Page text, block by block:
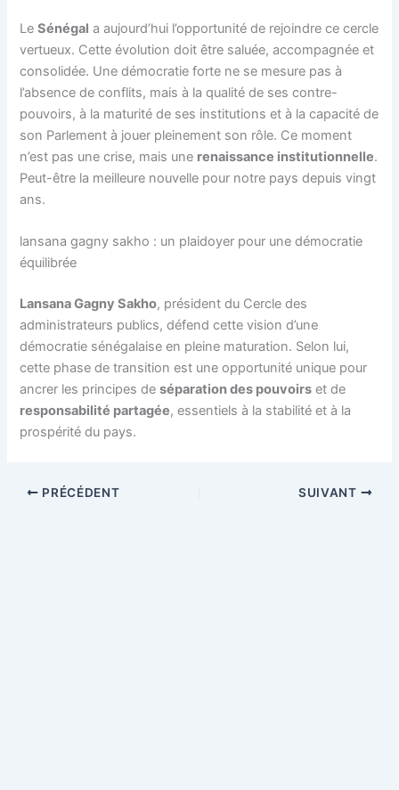
LeSénégal a aujourd’hui l’opportunité de rejoindre ce cercle
vertueux. Cette évolution doit être saluée, accompagnée et
consolidée. Une démocratie forte ne se mesure pas à
l’absence de conflits, mais à la qualité de ses contre-
pouvoirs, à la maturité de ses institutions et à la capacité de
son Parlement à jouer pleinement son rôle. Ce moment
n’est pas une crise, mais une renaissance institutionnelle.
Peut-être la meilleure nouvelle pour notre pays depuis vingt
ans.
lansana gagny sakho : un plaidoyer pour une démocratie
équilibrée
Lansana Gagny Sakho, président du Cercle des
administrateurs publics, défend cette vision d’une
démocratie sénégalaise en pleine maturation. Selon lui,
cette phase de transition est une opportunité unique pour
ancrer les principes deséparation des pouvoirs et de
responsabilité partagée, essentiels à la stabilité et à la
prospérité du pays.
PRÉCÉDENT SUIVANT